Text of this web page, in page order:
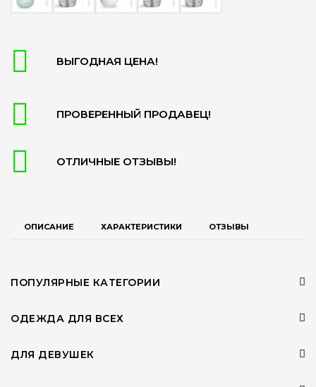
ВЫГОДНАЯ ЦЕНА!
ПРОВЕРЕННЫЙ ПРОДАВЕЦ!
ОТЛИЧНЫЕ ОТЗЫВЫ!
ОПИСАНИЕ ХАРАКТЕРИСТИКИ ОТЗЫВЫ
ПОПУЛЯРНЫЕ КАТЕГОРИИ
ОДЕЖДА ДЛЯ ВСЕХ
ДЛЯ ДЕВУШЕК